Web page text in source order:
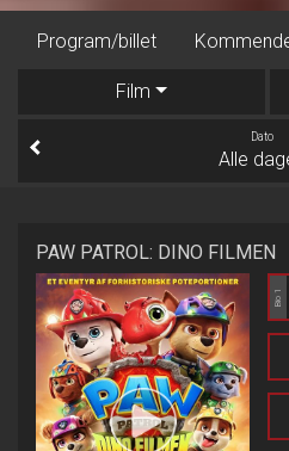
Program/billet Kommende
Film
Dato
Alle
PAW PATROL: DINO FILMEN
Bio 1